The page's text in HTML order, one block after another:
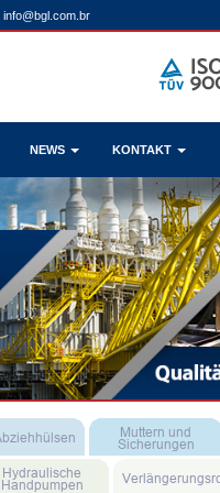
info@bgl.com.br
NEWS KONTAKT